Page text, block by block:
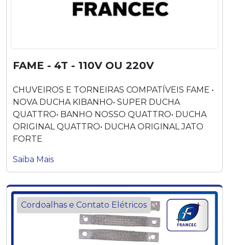
FAME - 4T - 110V OU 220V
CHUVEIROS E TORNEIRAS COMPATÍVEIS FAME •
NOVA DUCHA KIBANHO• SUPER DUCHA
QUATTRO• BANHO NOSSO QUATTRO• DUCHA
ORIGINAL QUATTRO• DUCHA ORIGINAL JATO
FORTE
Saiba Mais
Cordoalhas e Contato Elétricos